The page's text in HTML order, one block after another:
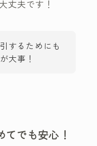
丈夫です！
するためにも
大事！
でも安心！